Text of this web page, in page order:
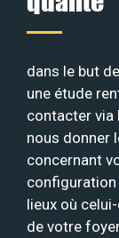
dans le but
une étude
contacter via
nous donner
concernant
configuration
lieux où
de votre